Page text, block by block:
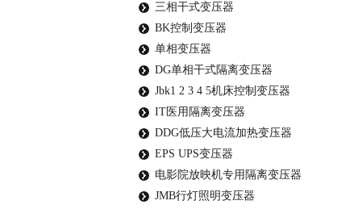
三相干式变压器
BK控制变压器
单相变压器
DG单相干式隔离变压器
Jbk1 2 3 4 5机床控制变压器
IT医用隔离变压器
DDG低压大电流加热变压器
EPS UPS变压器
电影院放映机专用隔离变压器
JMB行灯照明变压器